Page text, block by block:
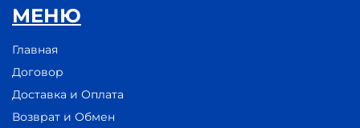
МЕНЮ
Главная
Договор
Доставка и Оплата
Возврат и Обмен